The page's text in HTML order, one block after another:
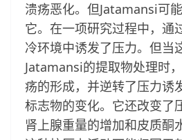
溃疡恶化。但Jatamansi可
它。在一项研究过程中，通
冷环境中诱发了压力。但当
Jatamansi的提取物处理时
疡的形成，并逆转了压力诱
标志物的变化。它还改变了
肾上腺重量的增加和皮质酮